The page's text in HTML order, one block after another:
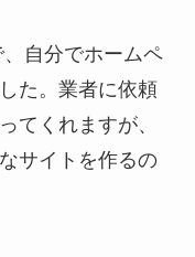
自分でホームペ
た。業者に依頼
てくれますが、
サイトを作るの